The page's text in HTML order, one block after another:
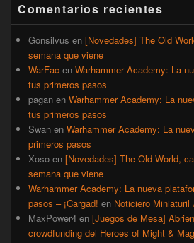
lateral
primaria
Comentarios recientes
Gonsilvus en [Novedades] The Old
semana que viene
WarFac en Warhammer Academy: La
tus primeros pasos
pagan en Warhammer Academy: La
tus primeros pasos
Swan en Warhammer Academy: La
primeros pasos
Xoso en [Novedades] The Old World,
semana que viene
Warhammer Academy: La nueva
pasos – ¡Cargad! en Noticiero Miniaturil
MaxPower4 en [Juegos de Mesa]
crowdfunding del Heroes of Might &